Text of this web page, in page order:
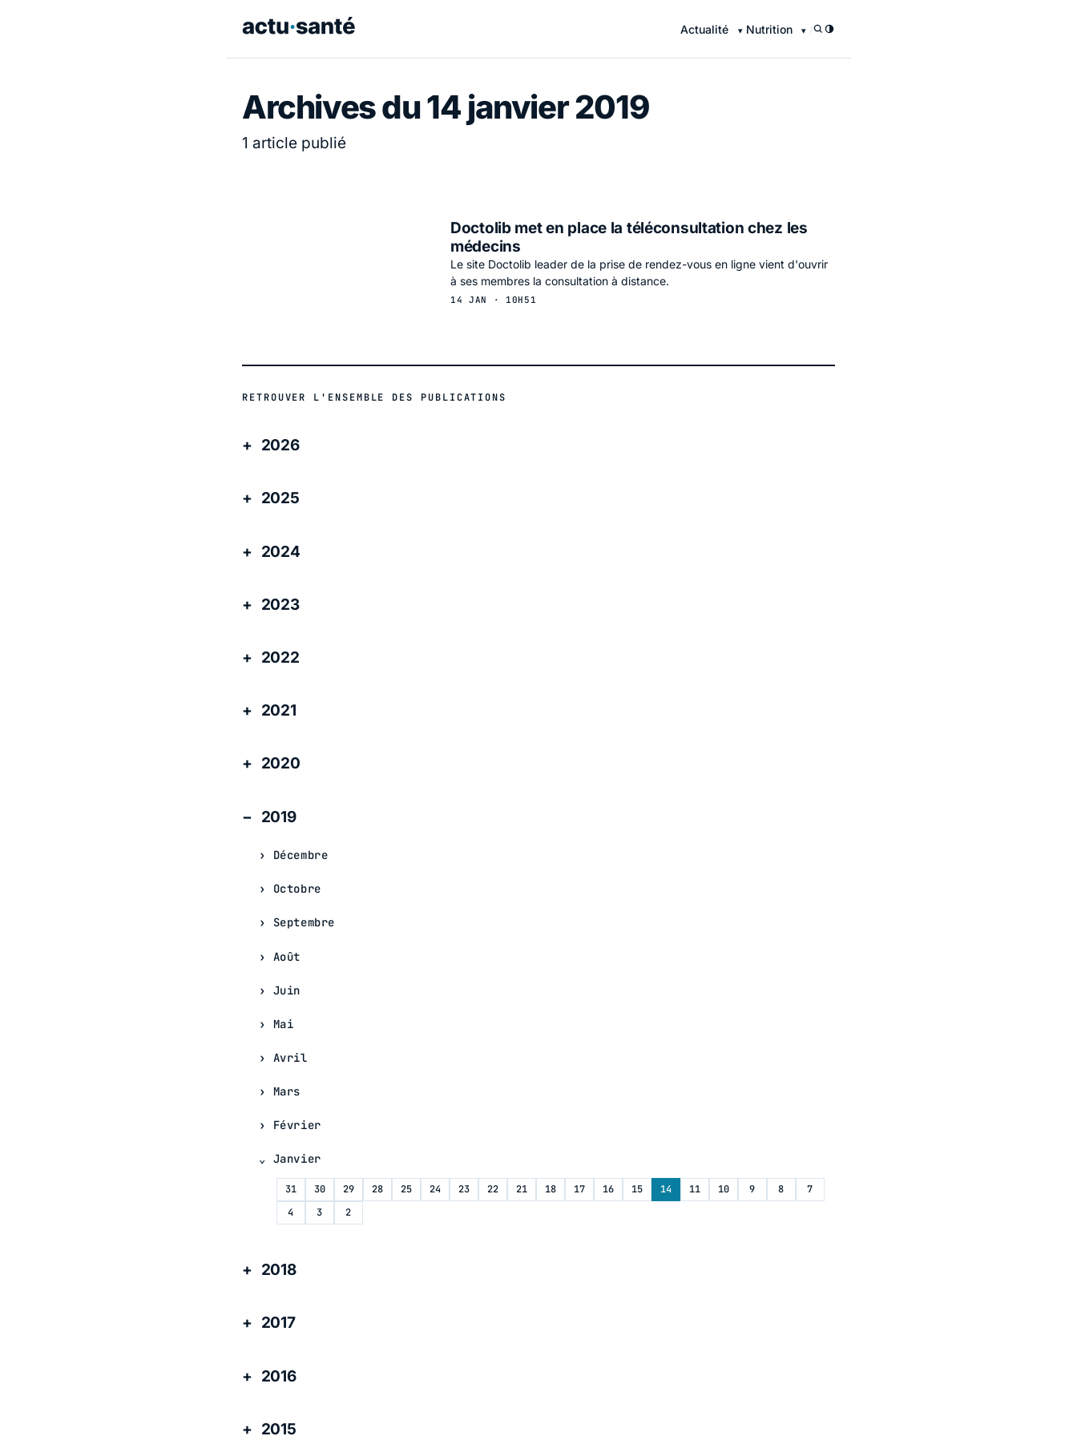
Actualité Nutrition /
Archives du 14 janvier 2019
1 article publié
Doctolib met en place la téléconsultation chez les
médecins
Le site Doctolib leader de la prise de rendez-vous en ligne vient d'ouvrir
à ses membres la consultation à distance.
14 JAN · 10H51
RETROUVER L'ENSEMBLE DES PUBLICATIONS
2026
2025
2024
2023
2022
2021
2020
2019
Décembre
Octobre
Septembre
Août
Juin
Mai
Avril
Mars
Février
Janvier
31 30 29 28 25 24 23 22 21 18 17 16 15 14 11 10 9 8
7
4
3 2
2018
2017
2016
2015